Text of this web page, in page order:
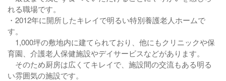
れる職場です。
・2012年に開所したキレイで明るい特別養護老人ホームで
す。
1,000坪の敷地内に建てられており、他にもクリニックや保
育園、介護老人保健施設やデイサービスなどがあります。
そのため厨房は広くてキレイで、施設間の交流もある明る
い雰囲気の施設です。